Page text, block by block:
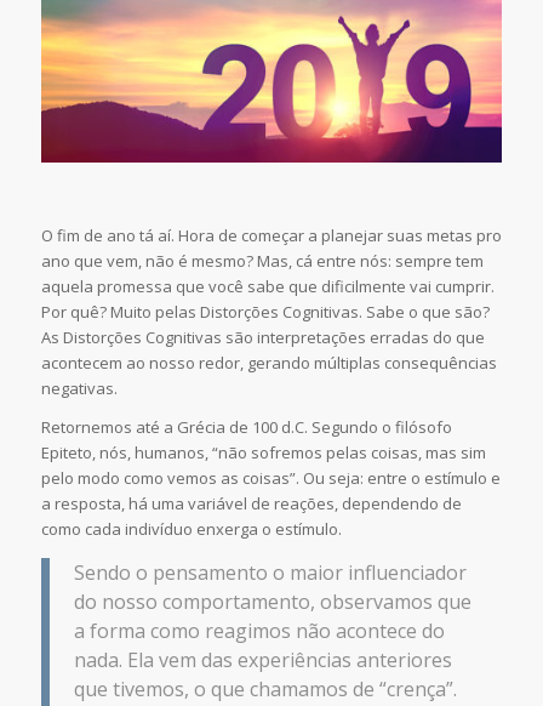
O fim de ano tá aí. Hora de começar a planejar suas metas pro
ano que vem, não é mesmo? Mas, cá entre nós: sempre tem
aquela promessa que você sabe que dificilmente vai cumprir.
Por quê? Muito pelas Distorções Cognitivas. Sabe o que são?
As Distorções Cognitivas são interpretações erradas do que
acontecem ao nosso redor, gerando múltiplas consequências
negativas.
Retornemos até a Grécia de 100 d.C. Segundo o filósofo
Epiteto, nós, humanos, “não sofremos pelas coisas, mas sim
pelo modo como vemos as coisas”. Ou seja: entre o estímulo e
a resposta, há uma variável de reações, dependendo de
como cada indivíduo enxerga o estímulo.
Sendo o pensamento o maior influenciador
do nosso comportamento, observamos que
a forma como reagimos não acontece do
nada. Ela vem das experiências anteriores
que tivemos, o que chamamos de “crença”.